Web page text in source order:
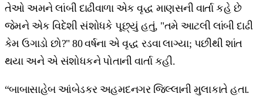
તેઓ અમને લાંબી દાઢીવાળા એક વૃદ્ધ માણસની વાર્તા કહે છે
જેમને એક વિદેશી સંશોધકે પૂછ્યું હતું, "તમે આટલી લાંબી દાઢી
કેમ ઉગાડો છો?" 80 વર્ષના એ વૃદ્ધ રડવા લાગ્યા; પછીથી શાંત
થયા અને એ સંશોધકને પોતાની વાર્તા કહી.
“બાબાસાહેબ આંબેડકર અહમદનગર જિલ્લાની મુલાકાતે હતા.